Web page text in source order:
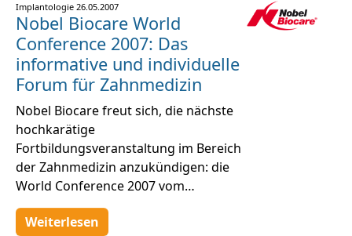
Implantologie 26.05.2007
Nobel Biocare World
Conference 2007: Das
informative und individuelle
Forum für Zahnmedizin
Nobel Biocare freut sich, die nächste
hochkarätige
Fortbildungsveranstaltung im Bereich
der Zahnmedizin anzukündigen: die
World Conference 2007 vom…
Weiterlesen